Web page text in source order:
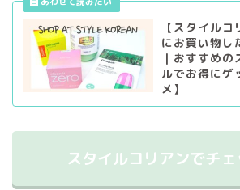
【スタイル
にお買い物し
｜おすすめ
ルでお得に
メ】
スタイルコリアンでチ